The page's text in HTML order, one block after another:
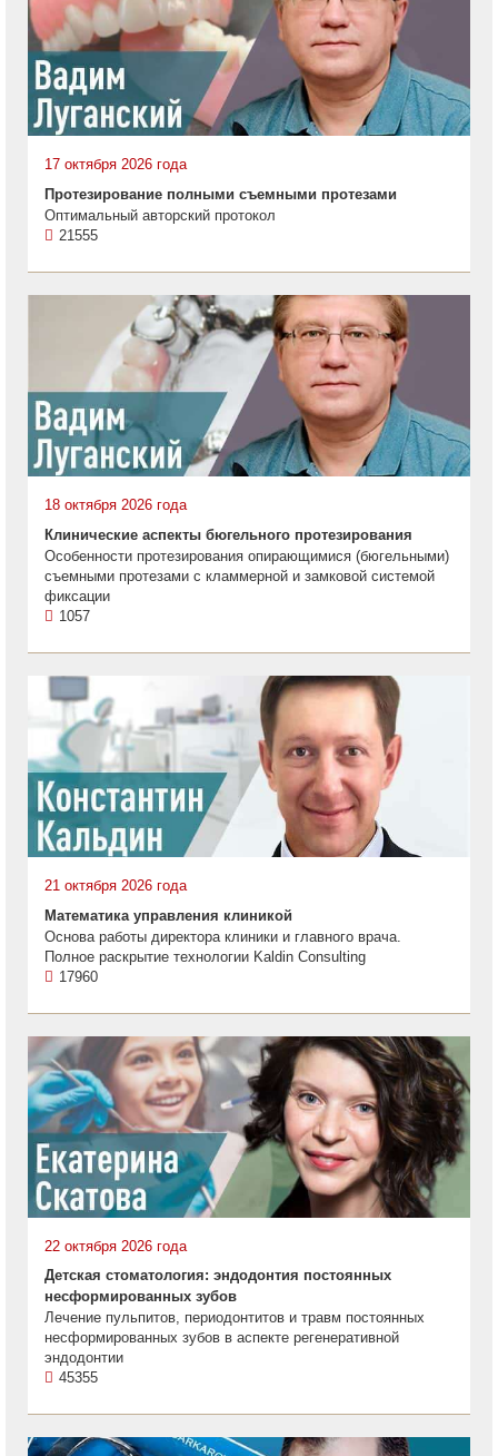
17 октября 2026 года
Протезирование полными съемными протезами
Оптимальный авторский протокол
21555
18 октября 2026 года
Клинические аспекты бюгельного протезирования
Особенности протезирования опирающимися (бюгельными)
съемными протезами с кламмерной и замковой системой
фиксации
1057
21 октября 2026 года
Математика управления клиникой
Основа работы директора клиники и главного врача.
Полное раскрытие технологии Kaldin Consulting
17960
22 октября 2026 года
Детская стоматология: эндодонтия постоянных
несформированных зубов
Лечение пульпитов, периодонтитов и травм постоянных
несформированных зубов в аспекте регенеративной
эндодонтии
45355